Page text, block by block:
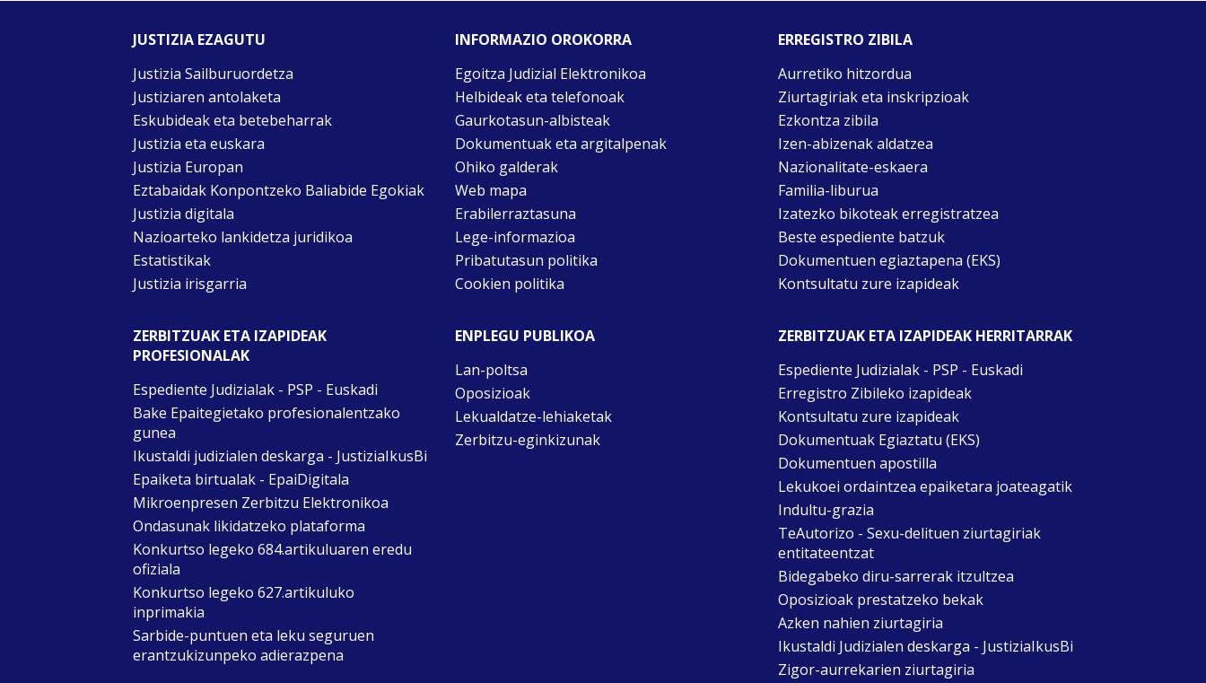
JUSTIZIA EZAGUTU
Justizia Sailburuordetza
Justiziaren antolaketa
Eskubideak eta betebeharrak
Justizia eta euskara
Justizia Europan
Eztabaidak Konpontzeko Baliabide Egokiak
Justizia digitala
Nazioarteko lankidetza juridikoa
Estatistikak
Justizia irisgarria
INFORMAZIO OROKORRA
Egoitza Judizial Elektronikoa
Helbideak eta telefonoak
Gaurkotasun-albisteak
Dokumentuak eta argitalpenak
Ohiko galderak
Web mapa
Erabilerraztasuna
Lege-informazioa
Pribatutasun politika
Cookien politika
ERREGISTRO ZIBILA
Aurretiko hitzordua
Ziurtagiriak eta inskripzioak
Ezkontza zibila
Izen-abizenak aldatzea
Nazionalitate-eskaera
Familia-liburua
Izatezko bikoteak erregistratzea
Beste espediente batzuk
Dokumentuen egiaztapena (EKS)
Kontsultatu zure izapideak
ZERBITZUAK ETA IZAPIDEAK
PROFESIONALAK
Espediente Judizialak - PSP - Euskadi
Bake Epaitegietako profesionalentzako
gunea
Ikustaldi judizialen deskarga - JustiziaIkusBi
Epaiketa birtualak - EpaiDigitala
Mikroenpresen Zerbitzu Elektronikoa
Ondasunak likidatzeko plataforma
Konkurtso legeko 684.artikuluaren eredu
ofiziala
Konkurtso legeko 627.artikuluko
inprimakia
Sarbide-puntuen eta leku seguruen
erantzukizunpeko adierazpena
ENPLEGU PUBLIKOA
Lan-poltsa
Oposizioak
Lekualdatze-lehiaketak
Zerbitzu-eginkizunak
ZERBITZUAK ETA IZAPIDEAK HERRITARRAK
Espediente Judizialak - PSP - Euskadi
Erregistro Zibileko izapideak
Kontsultatu zure izapideak
Dokumentuak Egiaztatu (EKS)
Dokumentuen apostilla
Lekukoei ordaintzea epaiketara joateagatik
Indultu-grazia
TeAutorizo - Sexu-delituen ziurtagiriak
entitateentzat
Bidegabeko diru-sarrerak itzultzea
Oposizioak prestatzeko bekak
Azken nahien ziurtagiria
Ikustaldi Judizialen deskarga - JustiziaIkusBi
Zigor-aurrekarien ziurtagiria